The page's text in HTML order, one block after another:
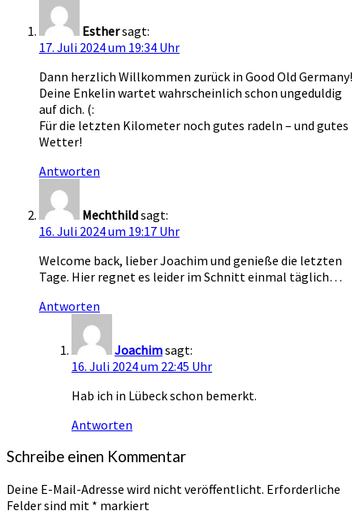
Esthersagt:
17. Juli 2024 um 19:34 Uhr
Dann herzlich Willkommen zurück in Good Old Germany!
Deine Enkelin wartet wahrscheinlich schon ungeduldig
auf dich. (:
Für die letzten Kilometer noch gutes radeln – und gutes
Wetter!
Antworten
Mechthildsagt:
16. Juli 2024 um 19:17 Uhr
Welcome back, lieber Joachim und genieße die letzten
Tage. Hier regnet es leider im Schnitt einmal täglich…
Antworten
Joachimsagt:
16. Juli 2024 um 22:45 Uhr
Hab ich in Lübeck schon bemerkt.
Antworten
Schreibe einen Kommentar
Deine E-Mail-Adresse wird nicht veröffentlicht. Erforderliche
Felder sind mit * markiert